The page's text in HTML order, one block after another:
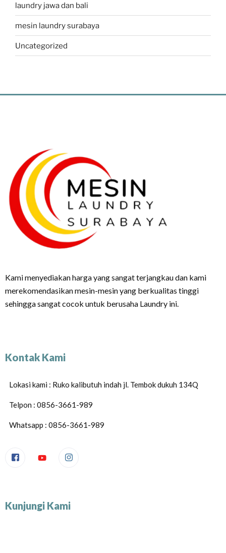
laundry jawa dan bali
mesin laundry surabaya
Uncategorized
Kami menyediakan harga yang sangat terjangkau dan kami
merekomendasikan mesin-mesin yang berkualitas tinggi
sehingga sangat cocok untuk berusaha Laundry ini.
Kontak Kami
Lokasi kami : Ruko kalibutuh indah jl. Tembok dukuh 134Q
Telpon : 0856-3661-989
Whatsapp : 0856-3661-989
Kunjungi Kami